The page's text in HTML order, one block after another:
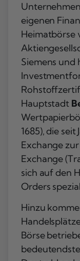
eigenen
Heimatbörse
Siemens
Hauptstadt
1685), die
Exchange
Exchange
sich auf den
Orders
Hinzu
Börse